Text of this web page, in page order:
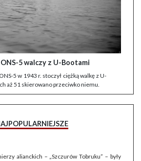
5 walczy z U-Bootami
5 w 1943 r. stoczył ciężką walkę z U-
aż 51 skierowano przeciwko niemu.
alianckich – „Szczurów Tobruku” – były